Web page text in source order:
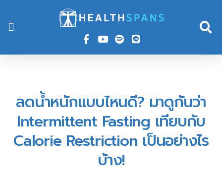
ลดน้ำหนักแบบไหนดี? มาดูกันว่า
Intermittent Fasting เทียบกับ
Calorie Restriction เป็นอย่างไร
บ้าง!